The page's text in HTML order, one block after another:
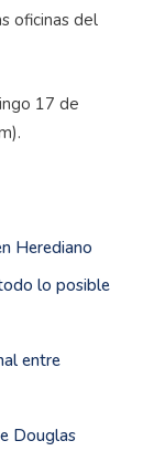
oficinas del
17 de
Herediano
lo posible
entre
Douglas